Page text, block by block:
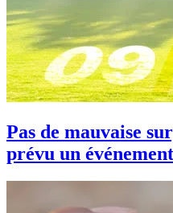
Pas de mauvaise
prévu un